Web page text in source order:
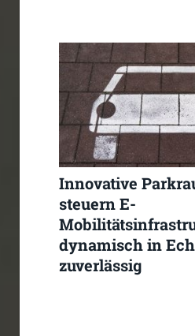
Innovative
steuern E-
dynamisch in
zuverlässig